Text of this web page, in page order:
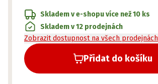
Přidat do košíku
Skladem v e-shopuvíce než 10 ks
Skladem v 12 prodejnách
Zobrazit dostupnost na všech prodejnách